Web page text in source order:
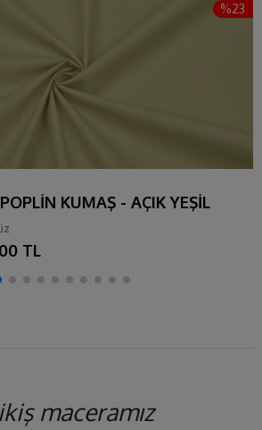
%23
KUMAŞ - AÇIK YEŞİL
TL
maceramız